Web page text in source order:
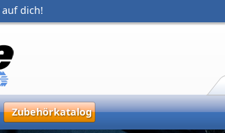
auf dich!
Zubehörkatalog